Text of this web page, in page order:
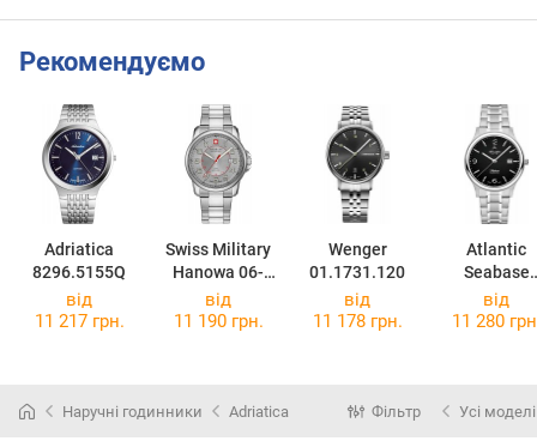
Рекомендуємо
Adriatica
8296.5155Q
Swiss Military
Hanowa 06-
5330.04.009
Wenger
01.1731.120
Atlantic
Seabase
від
11 217 грн.
від
11 190 грн.
від
11 178 грн.
від
11 280
Наручні годинники Adriatica Фільтр Усі моделі